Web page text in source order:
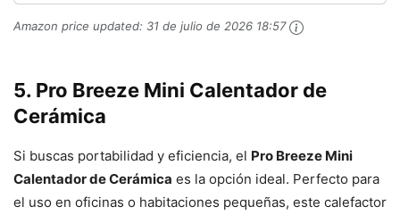
Amazon price updated: 31 de julio de 2026 18:57
5. Pro Breeze Mini Calentador de
Cerámica
Si buscas portabilidad y eficiencia, el Pro Breeze Mini
Calentador de Cerámica es la opción ideal. Perfecto para
el uso en oficinas o habitaciones pequeñas, este calefactor